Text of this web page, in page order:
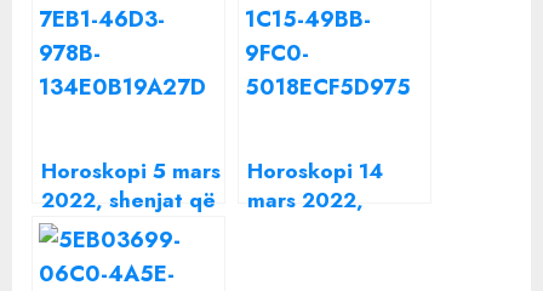
Horoskopi 5 mars
2022, shenjat që
duhet të bëjnë
kujdes
Horoskopi 14
mars 2022,